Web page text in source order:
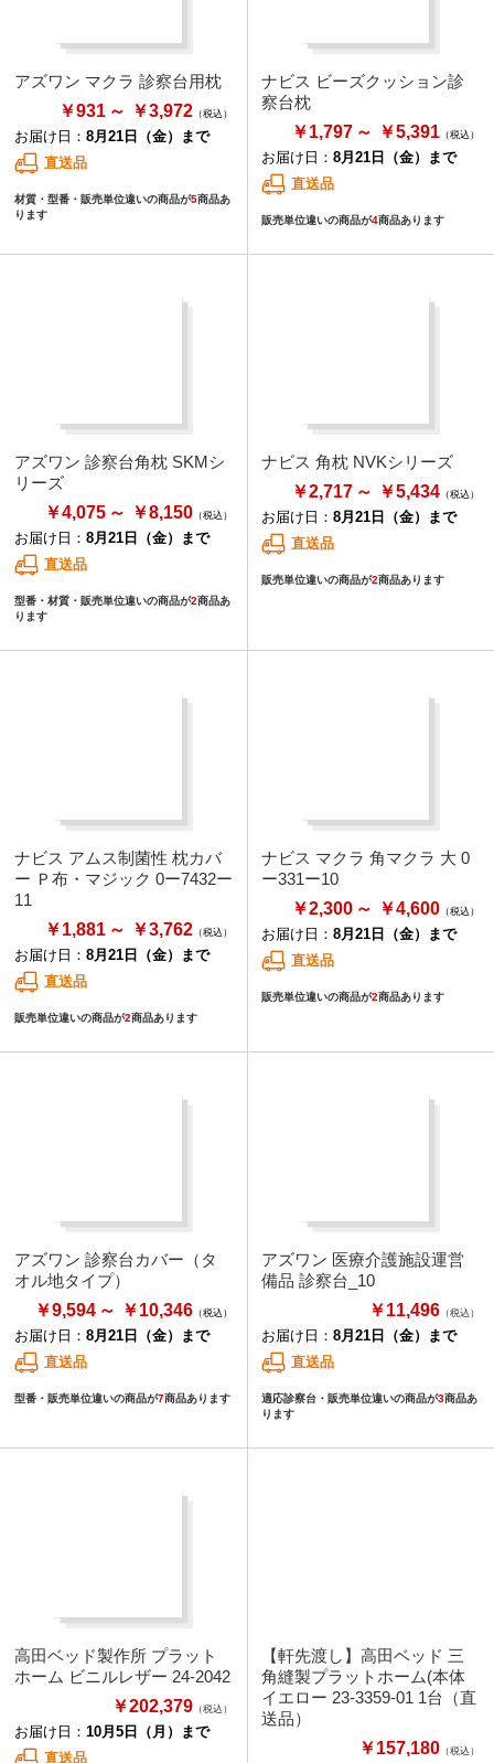
アズワン マクラ 診察台用枕
￥931
￥3,972
お届け日： 8月21日（金）まで
直送品
材質・型番・販売単位違いの商品が5商品あ
ります
ナビス ビーズクッション診
察台枕
￥1,797
￥5,391
お届け日： 8月21日（金）まで
直送品
販売単位違いの商品が4商品あります
アズワン 診察台角枕 SKMシ
リーズ
￥4,075
￥8,150
お届け日： 8月21日（金）まで
直送品
型番・材質・販売単位違いの商品が2商品あ
ります
ナビス 角枕 NVKシリーズ
￥2,717
￥5,434
お届け日： 8月21日（金）まで
直送品
販売単位違いの商品が2商品あります
ナビス アムス制菌性 枕カバ
ー Ｐ布・マジック 0ー7432ー
11
￥1,881
￥3,762
お届け日： 8月21日（金）まで
直送品
販売単位違いの商品が2商品あります
ナビス マクラ 角マクラ 大 0
ー331ー10
￥2,300
￥4,600
お届け日： 8月21日（金）まで
直送品
販売単位違いの商品が2商品あります
アズワン 診察台カバー（タ
オル地タイプ）
￥9,594
￥10,346
お届け日： 8月21日（金）まで
直送品
型番・販売単位違いの商品が7商品あります
アズワン 医療介護施設運営
備品 診察台_10
￥11,496 （税込）
お届け日： 8月21日（金）まで
直送品
適応診察台・販売単位違いの商品が3商品あ
ります
高田ベッド製作所 プラット
ホーム ビニルレザー 24-2042
￥202,379 （税込）
お届け日： 10月5日（月）まで
直送品
【軒先渡し】高田ベッド 三
角縫製プラットホーム(本体
イエロー 23-3359-01 1台（直
送品）
￥157,180 （税込）